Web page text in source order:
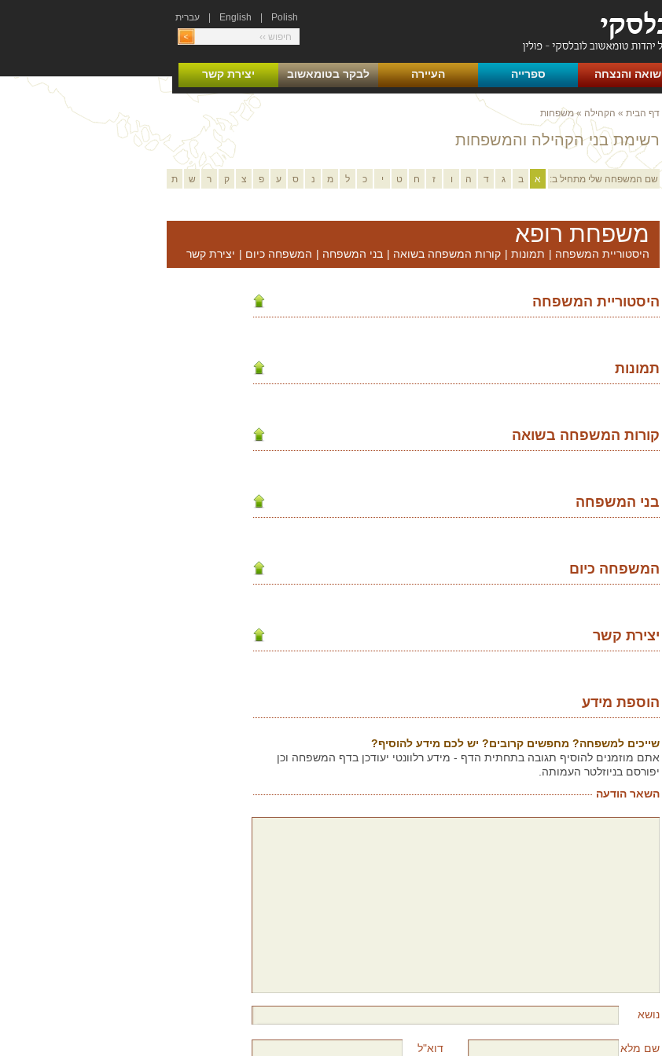
Polish
English עברית
שואה והנצחה ספרייה העיירה לבקר בטומאשוב יצירת קשר
דף הבית » הקהילה »משפחות
רשימת בני הקהילה והמשפחות
שם המשפחה שלי מתחיל ב: א ב ג ד ה ו ז ח ט י כ ל מ נ ס ע פ צ ק ר ש ת
משפחת רופא
היסטוריית המשפחה | תמונות | קורות המשפחה בשואה | בני המשפחה | המשפחה כיום | יצירת קשר
היסטוריית המשפחה
תמונות
קורות המשפחה בשואה
בני המשפחה
המשפחה כיום
יצירת קשר
הוספת מידע
שייכים למשפחה? מחפשים קרובים? יש לכם מידע להוסיף?
אתם מוזמנים להוסיף תגובה בתחתית הדף - מידע רלוונטי יעודכן בדף המשפחה וכן
יפורסם בניוזלטר העמותה.
השאר הודעה
שם מלא דוא"ל
נושא